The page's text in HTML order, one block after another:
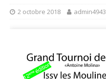
2 octobre 2018 admin4943